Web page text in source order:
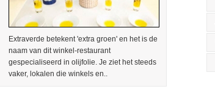
Extraverde betekent 'extra groen' en het is de
naam van dit winkel-restaurant
gespecialiseerd in olijfolie. Je ziet het steeds
vaker, lokalen die winkels en..